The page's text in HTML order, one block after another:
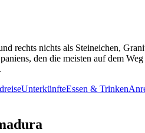
rechts nichts als Steineichen,
den die meisten auf dem Weg
UnterkünfteEssen & Trinken